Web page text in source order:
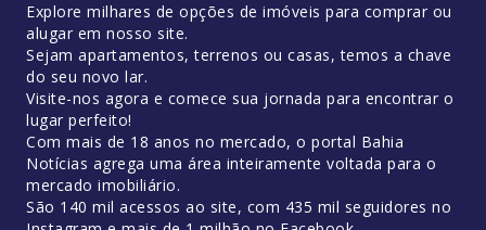
Explore milhares de opções de imóveis para comprar ou
alugar em nosso site.
Sejam apartamentos, terrenos ou casas, temos a chave
do seu novo lar.
Visite-nos agora e comece sua jornada para encontrar o
lugar perfeito!
Com mais de 18 anos no mercado, o portal Bahia
Notícias agrega uma área inteiramente voltada para o
mercado imobiliário.
São 140 mil acessos ao site, com 435 mil seguidores no